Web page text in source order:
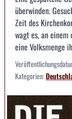
überwinden.
Zeit des
wagt es, an
eine Volksmenge
Kategorien: